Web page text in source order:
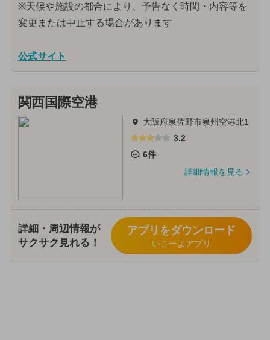
※天候や施設の都合により、予告なく時間・内容等を
変更または中止する場合があります
公式サイト
関西国際空港
大阪府泉佐野市泉州空港北1
3.2
6件
詳細情報を見る
詳細・周辺情報が
サクサク見れる！
アプリをダウンロード
いこーよアプリ